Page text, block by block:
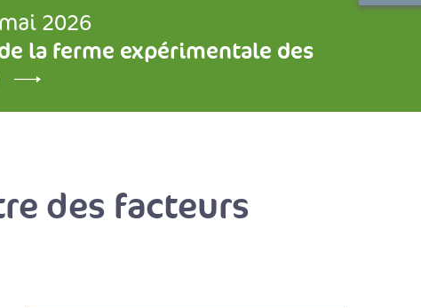
2026
la ferme expérimentale des
des facteurs